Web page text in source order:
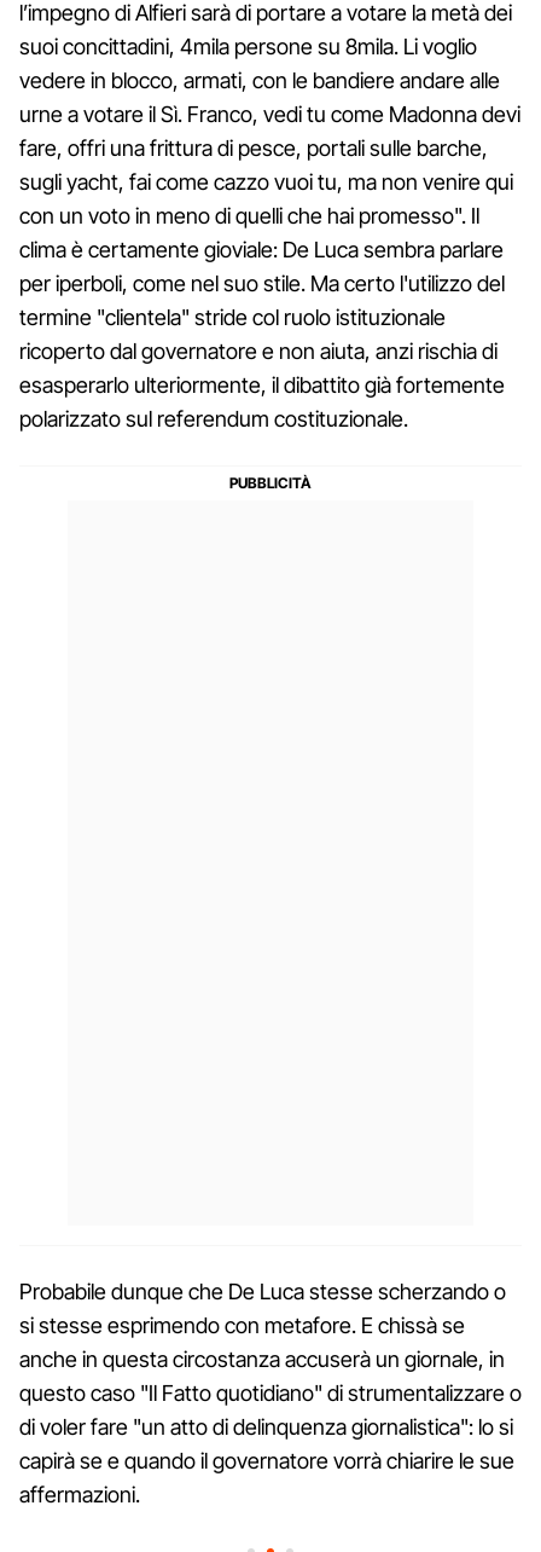
l’impegno di Alfieri sarà di portare a votare la metà dei
suoi concittadini, 4mila persone su 8mila. Li voglio
vedere in blocco, armati, con le bandiere andare alle
urne a votare il Sì. Franco, vedi tu come Madonna devi
fare, offri una frittura di pesce, portali sulle barche,
sugli yacht, fai come cazzo vuoi tu, ma non venire qui
con un voto in meno di quelli che hai promesso". Il
clima è certamente gioviale: De Luca sembra parlare
per iperboli, come nel suo stile. Ma certo l'utilizzo del
termine "clientela" stride col ruolo istituzionale
ricoperto dal governatore e non aiuta, anzi rischia di
esasperarlo ulteriormente, il dibattito già fortemente
polarizzato sul referendum costituzionale.
Probabile dunque che De Luca stesse scherzando o
si stesse esprimendo con metafore. E chissà se
anche in questa circostanza accuserà un giornale, in
questo caso "Il Fatto quotidiano" di strumentalizzare o
di voler fare "un atto di delinquenza giornalistica": lo si
capirà se e quando il governatore vorrà chiarire le sue
affermazioni.